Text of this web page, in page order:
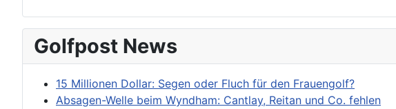
Golfpost News
15 Millionen Dollar: Segen oder Fluch für den Frauengolf?
Absagen-Welle beim Wyndham: Cantlay, Reitan und Co. fehlen